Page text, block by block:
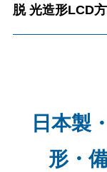
脱 光造形LCD
日本製
形・